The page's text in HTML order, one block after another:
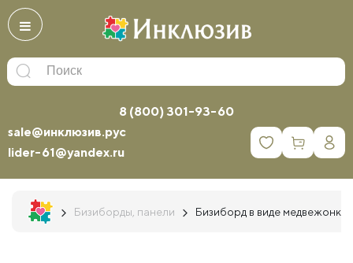
8 (800) 301-93-60
sale@инклюзив.рус
lider-61@yandex.ru
0
Бизиборды, панели Бизиборд в виде медвежонка